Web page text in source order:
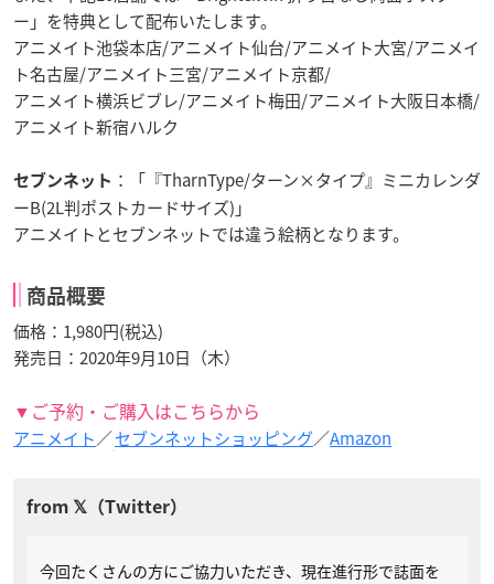
ー」を特典として配布いたします。
アニメイト池袋本店/アニメイト仙台/アニメイト大宮/アニメイ
ト名古屋/アニメイト三宮/アニメイト京都/
アニメイト横浜ビブレ/アニメイト梅田/アニメイト大阪日本橋/
アニメイト新宿ハルク
セブンネット ：「『TharnType/ターン×タイプ』ミニカレンダ
ーB(2L判ポストカードサイズ)」
アニメイトとセブンネットでは違う絵柄となります。
商品概要
価格：1,980円(税込)
発売日：2020年9月10日（木）
▼ご予約・ご購入はこちらから
アニメイト／セブンネットショッピング／Amazon
今回たくさんの方にご協力いただき、現在進行形で誌面を